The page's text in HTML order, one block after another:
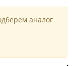
аналог